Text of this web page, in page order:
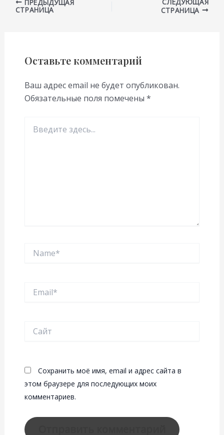
СТРАНИЦА
СТРАНИЦА
Оставьте комментарий
Ваш адрес email не будет опубликован.
Обязательные поля помечены *
здесь...
Сохранить моё имя, email и адрес сайта в
этом браузере для последующих моих
комментариев.